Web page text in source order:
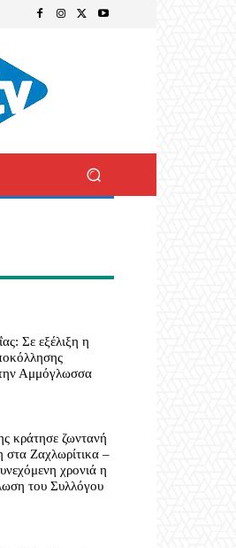
Σε εξέλιξη η
Αμμόγλωσσα
κράτησε ζωντανή
στα Ζαχλωρίτικα –
χρονιά η
του Συλλόγου